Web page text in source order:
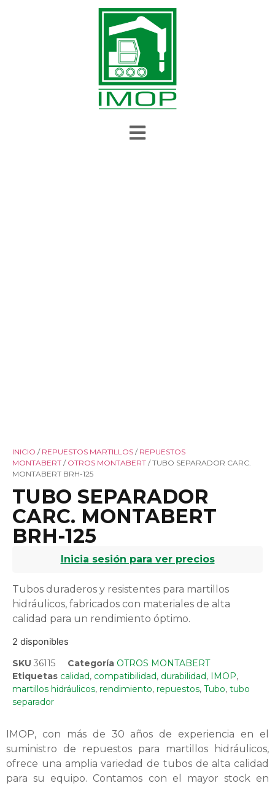
INICIO / REPUESTOS MARTILLOS / REPUESTOS
MONTABERT / OTROS MONTABERT / TUBO SEPARADOR CARC.
MONTABERT BRH-125
TUBO SEPARADOR
CARC. MONTABERT
BRH-125
Inicia sesión para ver precios
Tubos duraderos y resistentes para martillos
hidráulicos, fabricados con materiales de alta
calidad para un rendimiento óptimo.
2 disponibles
SKU 36115 Categoría OTROS MONTABERT
Etiquetas calidad, compatibilidad, durabilidad, IMOP,
martillos hidráulicos, rendimiento, repuestos, Tubo, tubo
separador
IMOP, con más de 30 años de experiencia en el
suministro de repuestos para martillos hidráulicos,
ofrece una amplia variedad de tubos de alta calidad
para su equipo. Contamos con el mayor stock en